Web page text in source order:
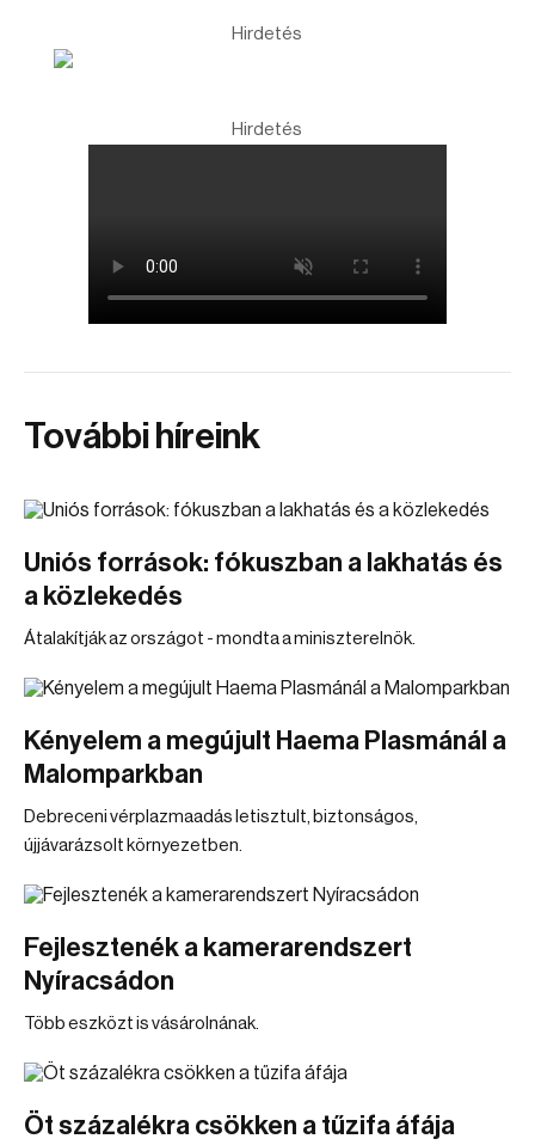
Hirdetés
Hirdetés
További híreink
Uniós források: fókuszban a lakhatás és
a közlekedés
Átalakítják az országot - mondta a miniszterelnök.
Kényelem a megújult Haema Plasmánál a
Malomparkban
Debreceni vérplazmaadás letisztult, biztonságos,
újjávarázsolt környezetben.
Fejlesztenék a kamerarendszert
Nyíracsádon
Több eszközt is vásárolnának.
Öt százalékra csökken a tűzifa áfája